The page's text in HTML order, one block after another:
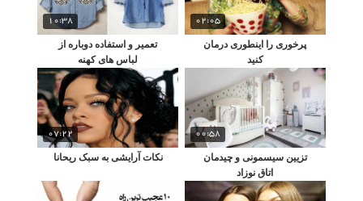
02:05
پرخوری را اینطوری درمان
کنید
10:38
تعمیر و استفاده دوباره از
لباس های كهنه
00:58
تزیین سیسمونی و چیدمان
اتاق نوزاد
07:22
نکات آرایشی به سبک ریحانا